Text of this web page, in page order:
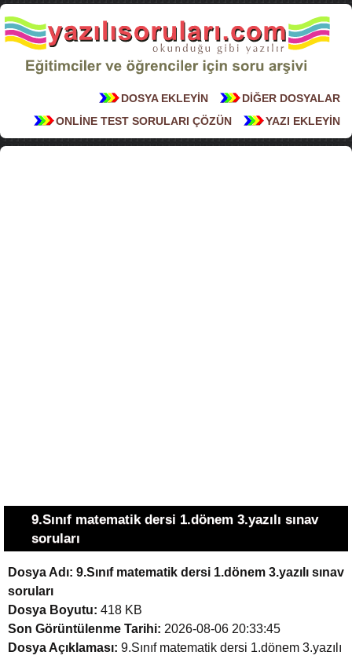
DİĞER DOSYALAR
DOSYA EKLEYİN
YAZI EKLEYİN
ONLİNE TEST SORULARI ÇÖZÜN
9.Sınıf matematik dersi 1.dönem 3.yazılı sınav
soruları
Dosya Adı: 9.Sınıf matematik dersi 1.dönem 3.yazılı sınav
soruları
Dosya Boyutu: 418 KB
Son Görüntülenme Tarihi: 2026-08-06 20:33:45
Dosya Açıklaması: 9.Sınıf matematik dersi 1.dönem 3.yazılı